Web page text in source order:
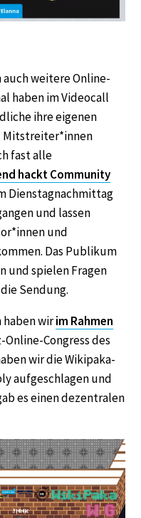
weitere Online-
haben im Videocall
ihre eigenen
Mitstreiter*innen
fast alle
hackt Community
Dienstagnachmittag
und lassen
und
Das Publikum
und spielen Fragen
Sendung.
haben wirim Rahmen
Congress des
wir die Wikipaka-
aufgeschlagen und
es einen dezentralen